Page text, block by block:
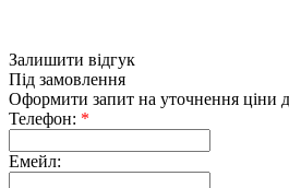
Залишити відгук
Під замовлення
Оформити запит на уточнення ціни
Телефон: *
Емейл: